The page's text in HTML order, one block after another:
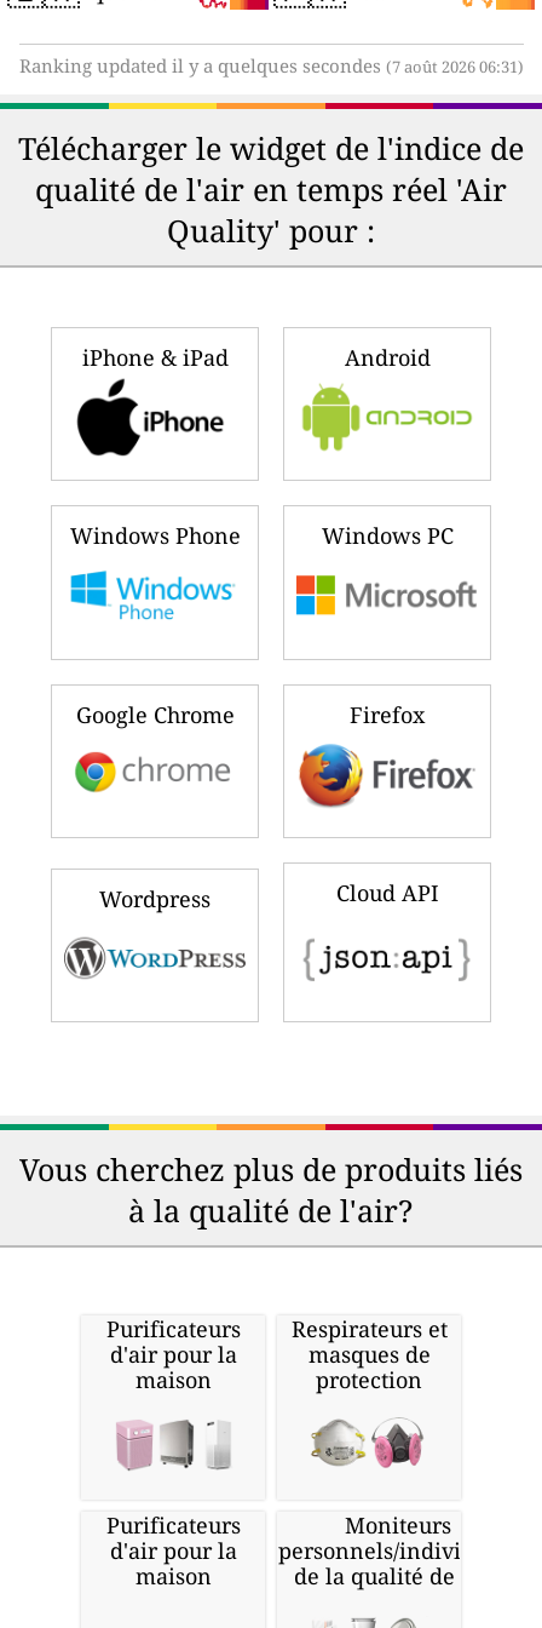
Ranking updated il y a quelques secondes (7 août 2026 06:31)
Télécharger le widget de l'indice de
qualité de l'air en temps réel 'Air
Quality' pour :
iPhone & iPad Android
Windows Phone Windows PC
Google Chrome Firefox
Wordpress Cloud API
Vous cherchez plus de produits liés
à la qualité de l'air?
Purificateurs
d'air pour la
maison
Respirateurs et
masques de
protection
Purificateurs
d'air pour la
maison
Moniteurs
personnels/individuels
de la qualité de l'air